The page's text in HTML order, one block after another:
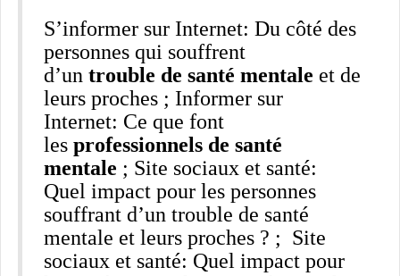
S’informer sur Internet: Du côté des
personnes qui souffrent
d’un trouble de santé mentale et de
leurs proches ; Informer sur
Internet: Ce que font
les professionnels de santé
mentale ; Site sociaux et santé:
Quel impact pour les personnes
souffrant d’un trouble de santé
mentale et leurs proches ? ; Site
sociaux et santé: Quel impact pour